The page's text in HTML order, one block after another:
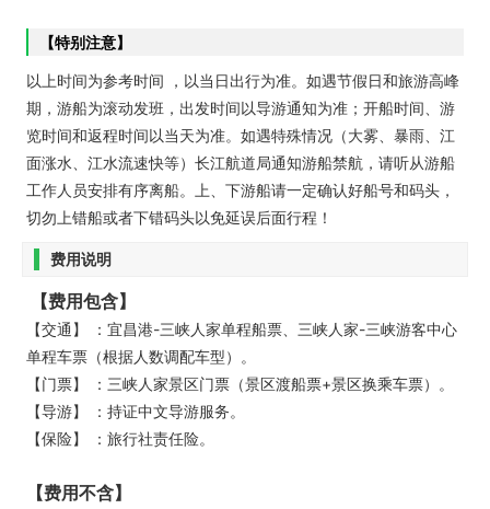
【特别注意】
以上时间为参考时间 ，以当日出行为准。如遇节假日和旅游高峰
期，游船为滚动发班，出发时间以导游通知为准；开船时间、游
览时间和返程时间以当天为准。如遇特殊情况（大雾、暴雨、江
面涨水、江水流速快等）长江航道局通知游船禁航，请听从游船
工作人员安排有序离船。上、下游船请一定确认好船号和码头，
切勿上错船或者下错码头以免延误后面行程！
费用说明
【费用包含】
【交通】 ：宜昌港-三峡人家单程船票、三峡人家-三峡游客中心
单程车票（根据人数调配车型）。
【门票】 ：三峡人家景区门票（景区渡船票+景区换乘车票）。
【导游】 ：持证中文导游服务。
【保险】 ：旅行社责任险。
【费用不含】